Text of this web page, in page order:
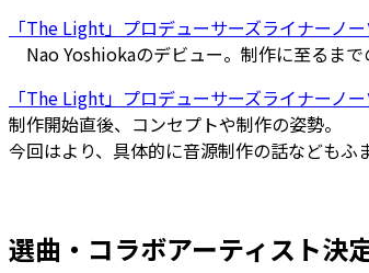
「The Light」プロデューサーズライナーノ
Nao Yoshiokaのデビュー。制作に至るまで
「The Light」プロデューサーズライナーノ
制作開始直後、コンセプトや制作の姿勢。
今回はより、具体的に音源制作の話などもふ
選曲・コラボアーティスト決